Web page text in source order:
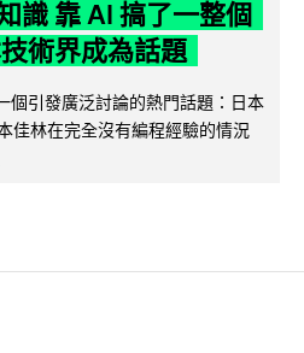
識 靠 AI 搞了一整個
術界成為話題
個引發廣泛討論的熱門話題：日本
佳林在完全沒有編程經驗的情況